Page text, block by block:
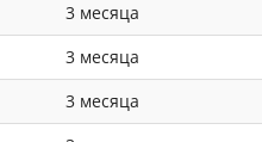
3 месяца
3 месяца
3 месяца